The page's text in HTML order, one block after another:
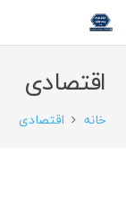
اقتصادی
خانه اقتصادی